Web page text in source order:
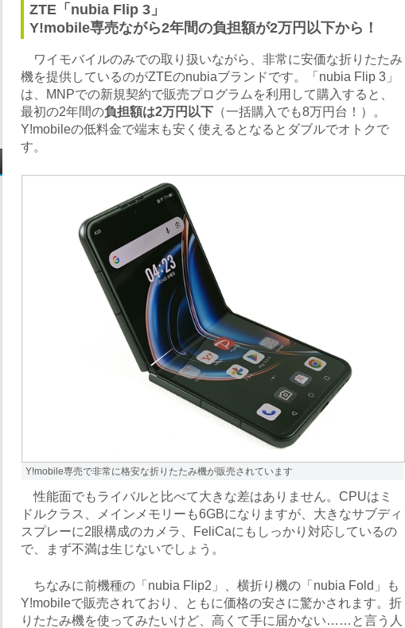
ZTE「nubia Flip 3」
Y!mobile専売ながら2年間の負担額が2万円以下から！
ワイモバイルのみでの取り扱いながら、非常に安価な折りたたみ
機を提供しているのがZTEのnubiaブランドです。「nubia Flip 3」
は、MNPでの新規契約で販売プログラムを利用して購入すると、
最初の2年間の負担額は2万円以下 （一括購入でも8万円台！）。
Y!mobileの低料金で端末も安く使えるとなるとダブルでオトクで
す。
Y!mobile専売で非常に格安な折りたたみ機が販売されています
性能面でもライバルと比べて大きな差はありません。CPUはミ
ドルクラス、メインメモリーも6GBになりますが、大きなサブディ
スプレーに2眼構成のカメラ、FeliCaにもしっかり対応しているの
で、まず不満は生じないでしょう。
ちなみに前機種の「nubia Flip2」、横折り機の「nubia Fold」も
Y!mobileで販売されており、ともに価格の安さに驚かされます。折
りたたみ機を使ってみたいけど、高くて手に届かない……と言う人